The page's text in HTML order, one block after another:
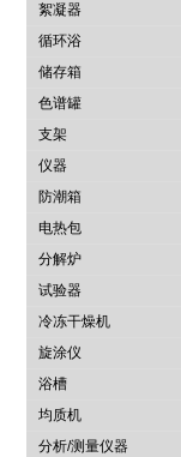
絮凝器
循环浴
储存箱
色谱罐
支架
仪器
防潮箱
电热包
分解炉
试验器
冷冻干燥机
旋涂仪
浴槽
均质机
分析/测量仪器